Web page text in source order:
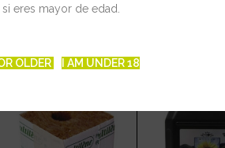
eres mayor de edad.
OLDER I AM UNDER 18